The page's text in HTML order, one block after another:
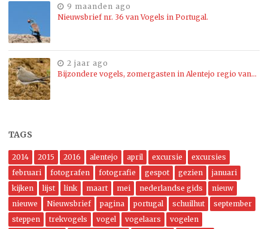
9 maanden ago
Nieuwsbrief nr. 36 van Vogels in Portugal.
2 jaar ago
Bijzondere vogels, zomergasten in Alentejo regio van…
TAGS
2014 2015 2016 alentejo april excursie
excursies
februari
fotografen fotografie gespot gezien
januari
kijken
lijst link maart mei nederlandse gids
nieuw
nieuwe
Nieuwsbrief pagina portugal schuilhut
september
steppen
trekvogels vogel vogelaars
vogelen